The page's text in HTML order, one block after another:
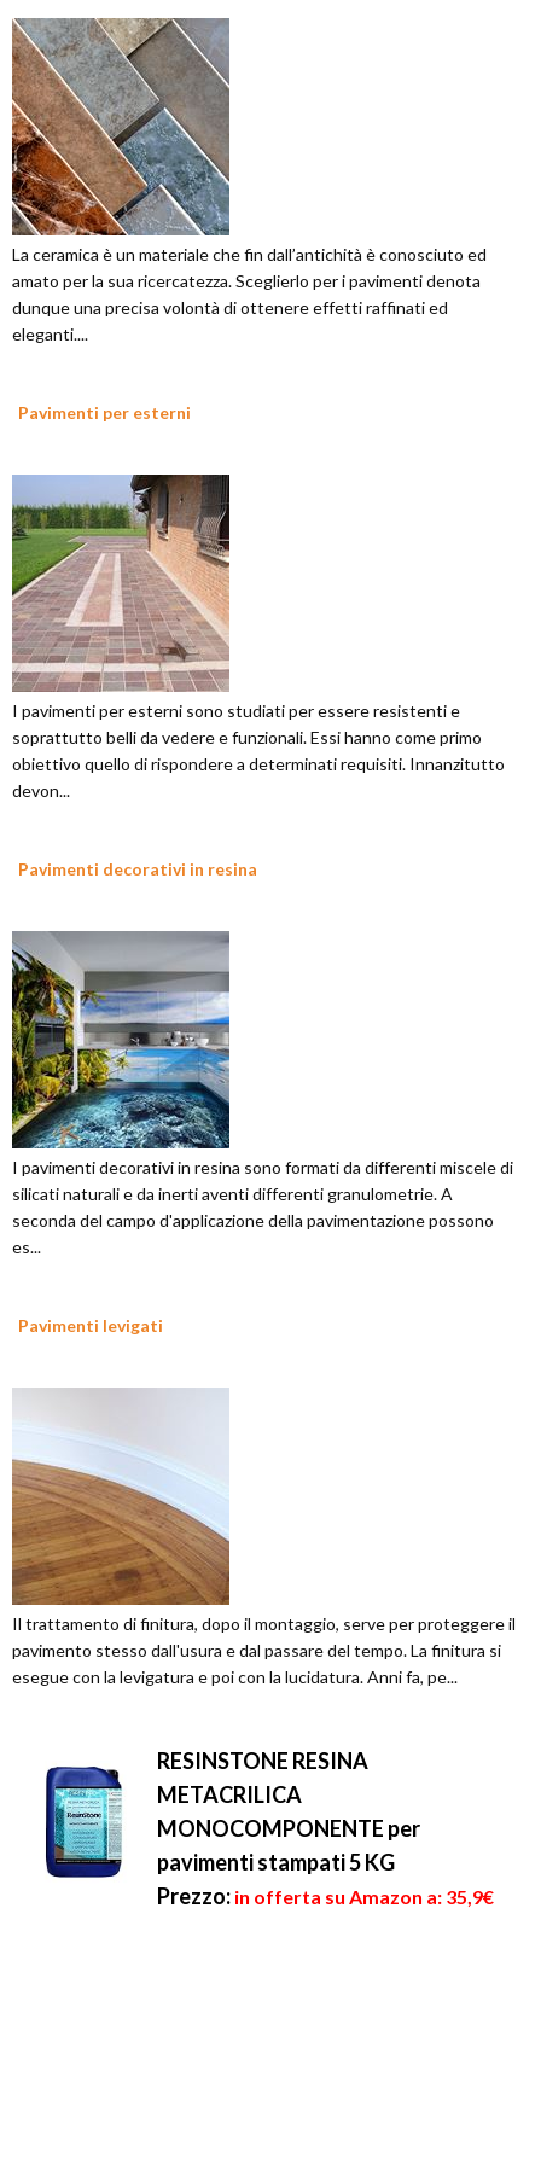
La ceramica è un materiale che fin dall’antichità è conosciuto ed
amato per la sua ricercatezza. Sceglierlo per i pavimenti denota
dunque una precisa volontà di ottenere effetti raffinati ed
eleganti....
Pavimenti per esterni
I pavimenti per esterni sono studiati per essere resistenti e
soprattutto belli da vedere e funzionali. Essi hanno come primo
obiettivo quello di rispondere a determinati requisiti. Innanzitutto
devon...
Pavimenti decorativi in resina
I pavimenti decorativi in resina sono formati da differenti miscele di
silicati naturali e da inerti aventi differenti granulometrie. A
seconda del campo d'applicazione della pavimentazione possono
es...
Pavimenti levigati
Il trattamento di finitura, dopo il montaggio, serve per proteggere il
pavimento stesso dall'usura e dal passare del tempo. La finitura si
esegue con la levigatura e poi con la lucidatura. Anni fa, pe...
RESINSTONE RESINA
METACRILICA
MONOCOMPONENTE per
pavimenti stampati 5 KG
Prezzo: in offerta su Amazon a: 35,9€